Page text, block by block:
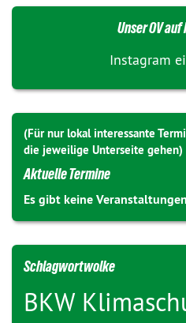
Unser OV
Instagram
(Für nur lokal interessante
die jeweilige Unterseite gehen)
Aktuelle Termine
Es gibt keine
Schlagwortwolke
BKW